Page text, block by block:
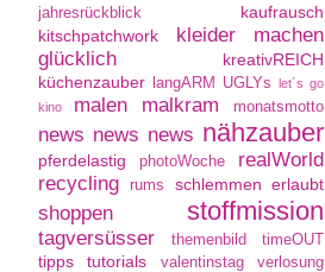
jahresrückblick
kaufrausch
kitschpatchwork
kleider machen
glücklich
kreativREICH
küchenzauber
langARM UGLYs let´s go
kino
malen malkram monatsmotto
news news news nähzauber
pferdelastig photoWoche
realWorld
recycling
rums schlemmen erlaubt
shoppen stoffmission
tagversüsser themenbild timeOUT
tipps tutorials valentinstag verlosung